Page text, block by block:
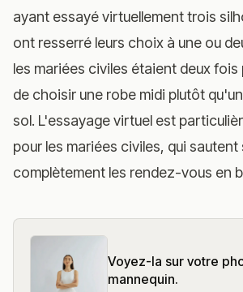
ayant essayé virtuellement trois
ont resserré leurs choix à une ou
les mariées civiles étaient deux fois
de choisir une robe midi plutôt
sol. L'essayage virtuel est
pour les mariées civiles, qui
complètement les rendez-vous en
Voyez-la sur votre
mannequin.